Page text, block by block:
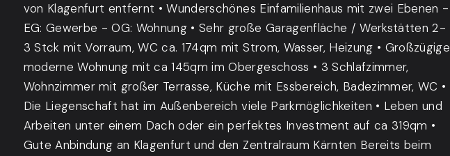
von Klagenfurt entfernt • Wunderschönes Einfamilienhaus mit zwei Ebenen -
EG: Gewerbe - OG: Wohnung • Sehr große Garagenfläche / Werkstätten 2-
3 Stck mit Vorraum, WC ca. 174qm mit Strom, Wasser, Heizung • Großzügige
moderne Wohnung mit ca 145qm im Obergeschoss • 3 Schlafzimmer,
Wohnzimmer mit großer Terrasse, Küche mit Essbereich, Badezimmer, WC •
Die Liegenschaft hat im Außenbereich viele Parkmöglichkeiten • Leben und
Arbeiten unter einem Dach oder ein perfektes Investment auf ca 319qm •
Gute Anbindung an Klagenfurt und den Zentralraum Kärnten Bereits beim